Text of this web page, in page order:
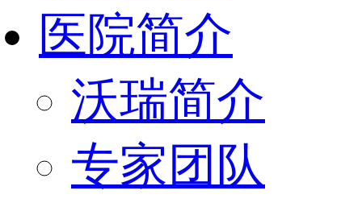
医院简介
沃瑞简介
专家团队